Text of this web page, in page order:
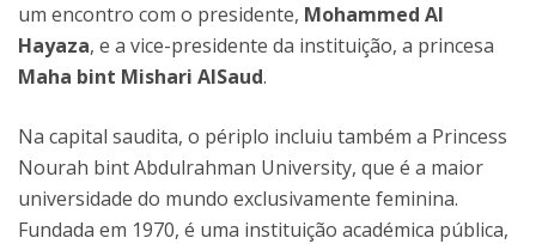
um encontro com o presidente, Mohammed Al
Hayaza, e a vice-presidente da instituição, a princesa
Maha bint Mishari AlSaud.
Na capital saudita, o périplo incluiu também a Princess
Nourah bint Abdulrahman University, que é a maior
universidade do mundo exclusivamente feminina.
Fundada em 1970, é uma instituição académica pública,